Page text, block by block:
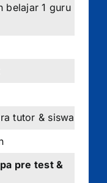
belajar 1 guru
tutor & siswa
pre test &